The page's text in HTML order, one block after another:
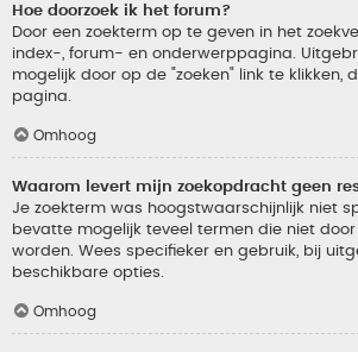
Hoe doorzoek ik het forum?
Door een zoekterm op te geven in het
index-, forum- en onderwerppagina.
mogelijk door op de "zoeken" link te klikken,
pagina.
Omhoog
Waarom levert mijn zoekopdracht geen
Je zoekterm was hoogstwaarschijnlijk niet
bevatte mogelijk teveel termen die niet door
worden. Wees specifieker en gebruik, bij
beschikbare opties.
Omhoog